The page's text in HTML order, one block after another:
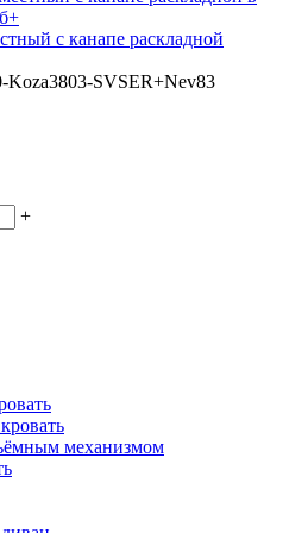
с канапе раскладной
SVSER+Nev83
+
механизмом